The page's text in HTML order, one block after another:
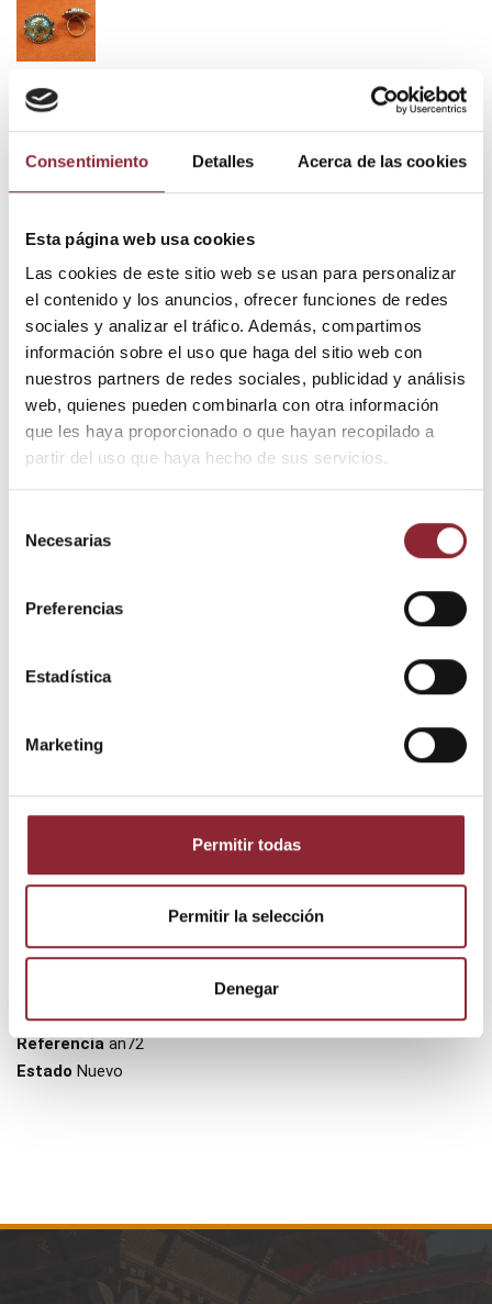
Consentimiento Detalles Acerca de las cookies
Esta página web usa cookies
Las cookies de este sitio web se usan para personalizar
el contenido y los anuncios, ofrecer funciones de redes
sociales y analizar el tráfico. Además, compartimos
información sobre el uso que haga del sitio web con
nuestros partners de redes sociales, publicidad y análisis
web, quienes pueden combinarla con otra información
que les haya proporcionado o que hayan recopilado a
partir del uso que haya hecho de sus servicios.
Necesarias
Preferencias
Estadística
Marketing
Permitir todas
Permitir la selección
Denegar
Anillo an72
11,90 €
Impuestos incluidos
Añadir al carrito
¿Tienes dudas? Te asesoramos
Referencia an72
Estado Nuevo